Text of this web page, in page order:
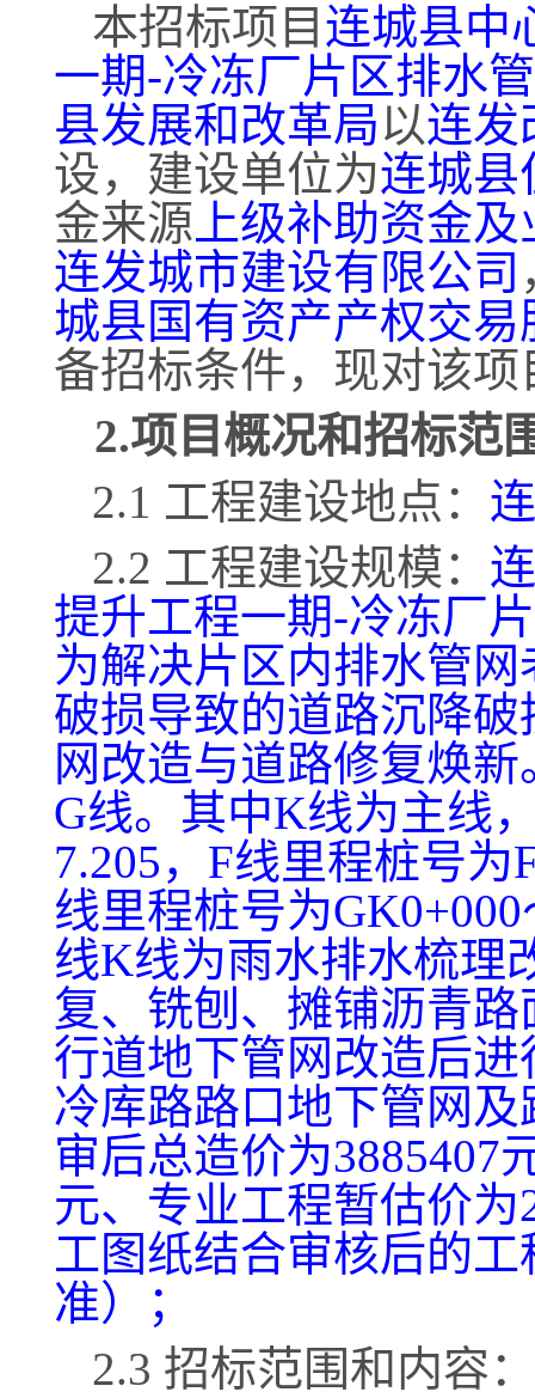
本招标项目 连城县中
一期-冷冻厂片区排水
县发展和改革局以连发
设，建设单位为连城县
金来源 上级补助资金
连发城市建设有限公司
城县国有资产产权交
备招标条件，现对该
2.项目概况和招标范
2.1 工程建设地点：
2.2 工程建设规模：
提升工程一期-冷冻厂
为解决片区内排水管
破损导致的道路沉降
网改造与道路修复焕
G线。其中K线为主线
7.205，F线里程桩号为
线里程桩号为
线K线为雨水排水梳理
复、铣刨、摊铺沥青
行道地下管网改造后
冷库路路口地下管网
审后总造价为3885407
元、专业工程暂估价为
工图纸结合审核后的
准）；
2.3 招标范围和内容：